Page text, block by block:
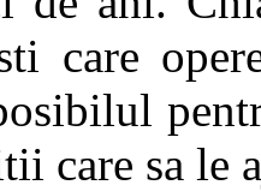
care
care sa